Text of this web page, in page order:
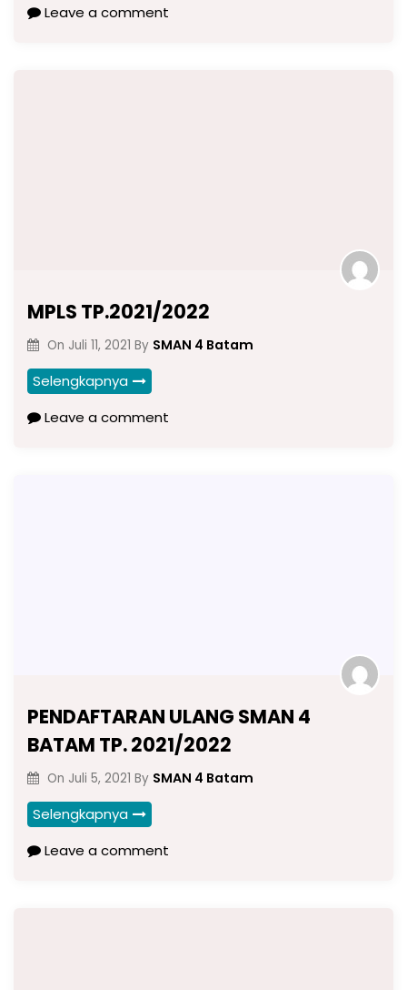
Leave a comment
MPLS TP.2021/2022
On Juli 11, 2021 By SMAN 4 Batam
Selengkapnya
Leave a comment
PENDAFTARAN ULANG SMAN 4
BATAM TP. 2021/2022
On Juli 5, 2021 By SMAN 4 Batam
Selengkapnya
Leave a comment